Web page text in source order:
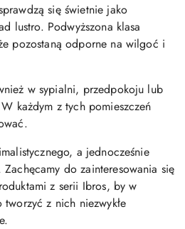
się świetnie jako
lustro. Podwyższona klasa
pozostaną odporne na wilgoć i
w sypialni, przedpokoju lub
każdym z tych pomieszczeń
a jednocześnie
do zainteresowania się
z serii Ibros, by w
tworzyć z nich niezwykłe